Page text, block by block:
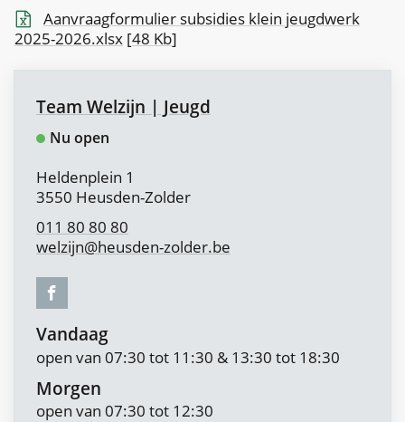
Aanvraagformulier subsidies klein jeugdwerk
2025-2026.xlsx 48 Kb
Contact
Team Welzijn | Jeugd
Nu open
Adres
Heldenplein 1
,3550 Heusden-Zolder
011 80 80 80
welzijn@heusden-zolder.be
Facebook
Team
Welzijn
|
Jeugd
Vandaag
open van 07:30 tot 11:30 & 13:30 tot 18:30
Morgen
open van 07:30 tot 12:30